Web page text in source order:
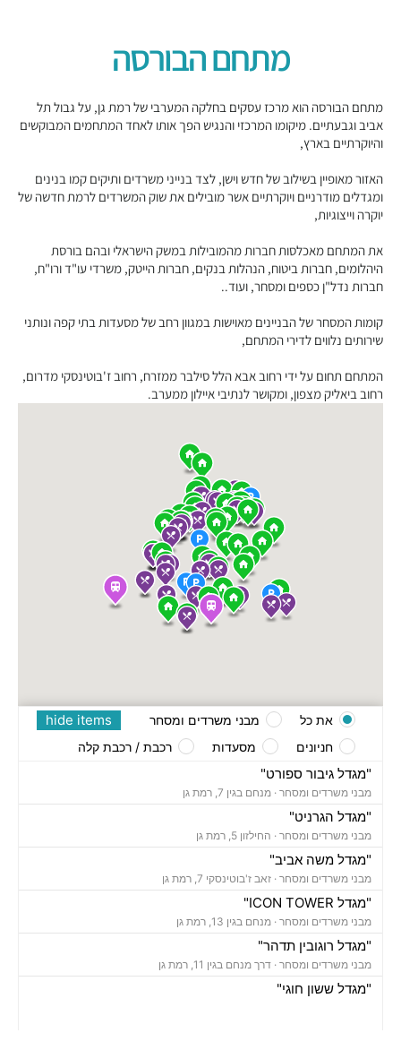
מתחם הבורסה
מתחם הבורסה הוא מרכז עסקים בחלקה המערבי של רמת גן, על גבול תל
אביב וגבעתיים. מיקומו המרכזי והנגיש הפך אותו לאחד המתחמים המבוקשים
והיוקרתיים בארץ,
האזור מאופיין בשילוב של חדש וישן, לצד בנייני משרדים ותיקים קמו בנינים
ומגדלים מודרניים ויוקרתיים אשר מובילים את שוק המשרדים לרמת חדשה של
יוקרה וייצוגיות,
את המתחם מאכלסות חברות מהמובילות במשק הישראלי ובהם בורסת
היהלומים, חברות ביטוח, הנהלות בנקים, חברות הייטק, משרדי עו"ד ורו"ח,
חברות נדל"ן כספים ומסחר, ועוד..
קומות המסחר של הבניינים מאוישות במגוון רחב של מסעדות בתי קפה ונותני
שירותים נלווים לדירי המתחם,
המתחם תחום על ידי רחוב אבא הלל סילבר ממזרח, רחוב ז'בוטינסקי מדרום,
רחוב ביאליק מצפון, ומקושר לנתיבי איילון ממערב.
"מגדל גיבור ספורט"
מבני משרדים ומסחר · מנחם בגין 7, רמת גן
"מגדל הגרניט"
מבני משרדים ומסחר · החילזון 5, רמת גן
"מגדל משה אביב"
מבני משרדים ומסחר · זאב ז'בוטינסקי 7, רמת גן
"מגדל ICON TOWER"
מבני משרדים ומסחר · מנחם בגין 13, רמת גן
"מגדל רוגובין תדהר"
מבני משרדים ומסחר · דרך מנחם בגין 11, רמת גן
"מגדל ששון חוגי"
hide items את כל
מבני משרדים ומסחר
חניונים
מסעדות רכבת / רכבת קלה